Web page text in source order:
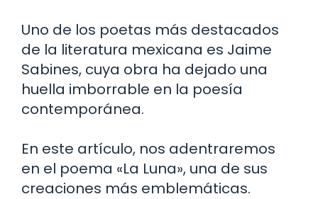
Uno de los poetas más destacados
de la literatura mexicana es Jaime
Sabines, cuya obra ha dejado una
huella imborrable en la poesía
contemporánea.
En este artículo, nos adentraremos
en el poema «La Luna», una de sus
creaciones más emblemáticas.